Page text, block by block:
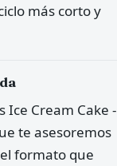
más corto y
Ice Cream Cake -
te asesoremos
formato que